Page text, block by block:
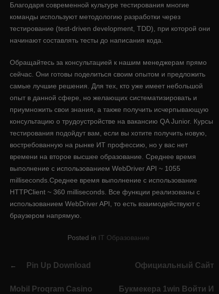
Благодаря современной культуре тестирования многие
команды используют методологию разработки через
тестирование (test-driven development, TDD), при которой они
начинают составлять тесты до написания кода.
Обращайтесь за консультацией к нашим менеджерам прямо
сейчас. Они готовы поделиться своим опытом и предложить
самые лучшие решения. Для тех, кто уже имеет небольшой
опыт в данной сфере, но желающих систематизировать и
приумножить свои знания, а также получить исчерпывающую
консультацию о трудоустройстве на вакансию QA Junior. Курсы
тестирования подойдут вам, если вы хотите получить новую,
востребованную на рынке ИТ профессию, но у вас нет
времени на второе высшее образование. Среднее время
выполнение с использованием WebDriver API ~ 1055
milliseconds.Среднее время выполнение с использование
HTTPClient ~ 360 milliseconds. Все функции реализованы с
использованием WebDriver API, то есть взаимодействуют с
браузером напрямую.
Posted in IT Образование
navigation
Pin Up Download
Mobil Proqram Casino
Официальный Сайт
Букмекера 1win Войти И